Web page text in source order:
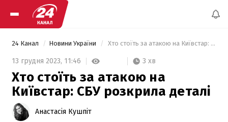
24 Канал Новини України Хто стоїть за атакою на Київстар: СБУ розкрила деталі
13 грудня 2023, 11:46 3 хв
Хто стоїть за атакою на
Київстар: СБУ розкрила деталі
Анастасія Кушпіт